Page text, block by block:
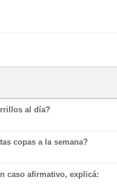
al día?
copas a la semana?
caso afirmativo, explicá: